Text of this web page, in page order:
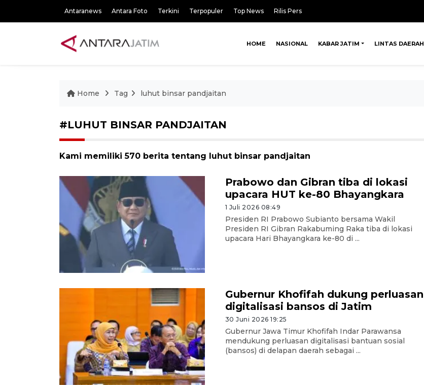
Antaranews Antara Foto Terkini Terpopuler Top News Rilis Pers
HOME NASIONAL KABAR JATIM LINTAS DAERAH
Home Tag luhut binsar pandjaitan
#LUHUT BINSAR PANDJAITAN
Kami memiliki 570 berita tentang luhut binsar pandjaitan
Prabowo dan Gibran tiba di lokasi
upacara HUT ke-80 Bhayangkara
1 Juli 2026 08:49
Presiden RI Prabowo Subianto bersama Wakil
Presiden RI Gibran Rakabuming Raka tiba di lokasi
upacara Hari Bhayangkara ke-80 di ...
Gubernur Khofifah dukung perluasan
digitalisasi bansos di Jatim
30 Juni 2026 19:25
Gubernur Jawa Timur Khofifah Indar Parawansa
mendukung perluasan digitalisasi bantuan sosial
(bansos) di delapan daerah sebagai ...